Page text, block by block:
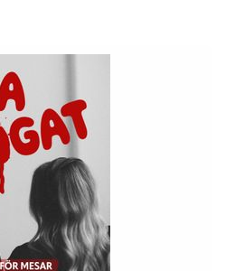
och Amelia Ingman.